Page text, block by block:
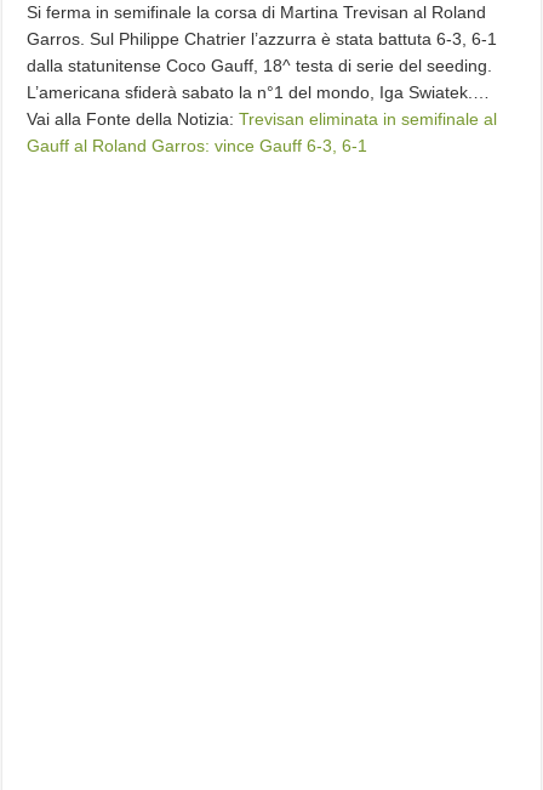
Si ferma in semifinale la corsa di Martina Trevisan al Roland
Garros. Sul Philippe Chatrier l’azzurra è stata battuta 6-3, 6-1
dalla statunitense Coco Gauff, 18^ testa di serie del seeding.
L’americana sfiderà sabato la n°1 del mondo, Iga Swiatek.…
Vai alla Fonte della Notizia:Trevisan eliminata in semifinale al
Gauff al Roland Garros: vince Gauff 6-3, 6-1